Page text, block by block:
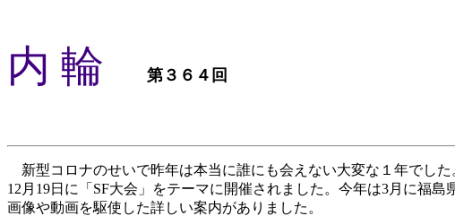
内 輪 第３６４回
新型コロナのせいで昨年は本当に誰にも会えない大変な１年でし
12月19日に「SF大会」をテーマに開催されました。今年は3月に福島
画像や動画を駆使した詳しい案内がありました。